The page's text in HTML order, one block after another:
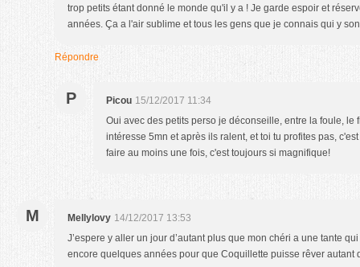
trop petits étant donné le monde qu'il y a ! Je garde espoir et
années. Ça a l'air sublime et tous les gens que je connais qui y
Répondre
P Picou 15/12/2017 11:34
Oui avec des petits perso je déconseille, entre la foule, le
intéresse 5mn et après ils ralent, et toi tu profites pas,
faire au moins une fois, c'est toujours si magnifique!
M Mellylovy 14/12/2017 13:53
J’espere y aller un jour d’autant plus que mon chéri a une tante
encore quelques années pour que Coquillette puisse rêver autant